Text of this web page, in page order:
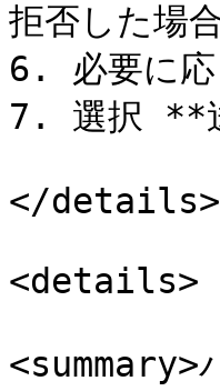
拒否した場
6. 必要に
7. 選択 **
</details>
<details>
<summary>